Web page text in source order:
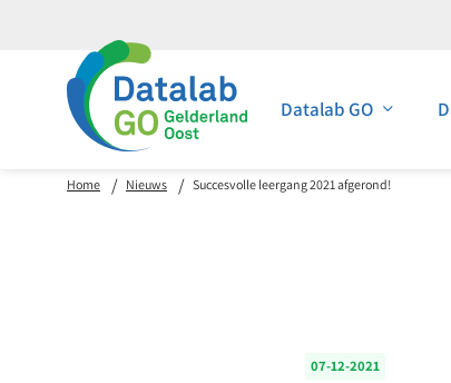
Datalab GO
Home Nieuws Succesvolle leergang 2021 afgerond!
07-12-2021